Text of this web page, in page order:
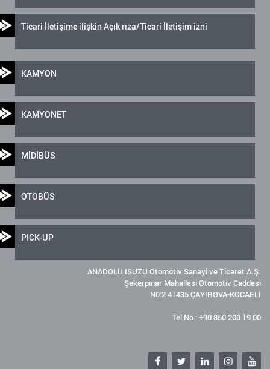
Ticari İletişime ilişkin Açık rıza/Ticari İletişim izni
KAMYON
KAMYONET
MİDİBÜS
OTOBÜS
PICK-UP
ANADOLU ISUZU Otomotiv Sanayi ve Ticaret A.Ş.
Şekerpınar Mahallesi Otomotiv Caddesi
N0:2 41435 ÇAYIROVA-KOCAELİ
Tel No : +90 850 200 19 00